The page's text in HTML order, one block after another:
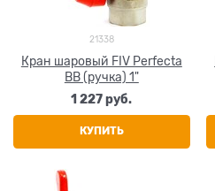
21338
Кран шаровый FIV Perfecta
ВВ (ручка) 1"
1 227 руб.
КУПИТЬ